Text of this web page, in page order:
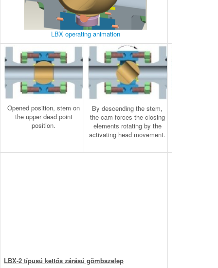
LBX operating animation
Opened position, stem on
the upper dead point
position.
By descending the stem,
the cam forces the closing
elements rotating by the
activating head movement.
LBX-2 típusú kettős zárású gömbszelep